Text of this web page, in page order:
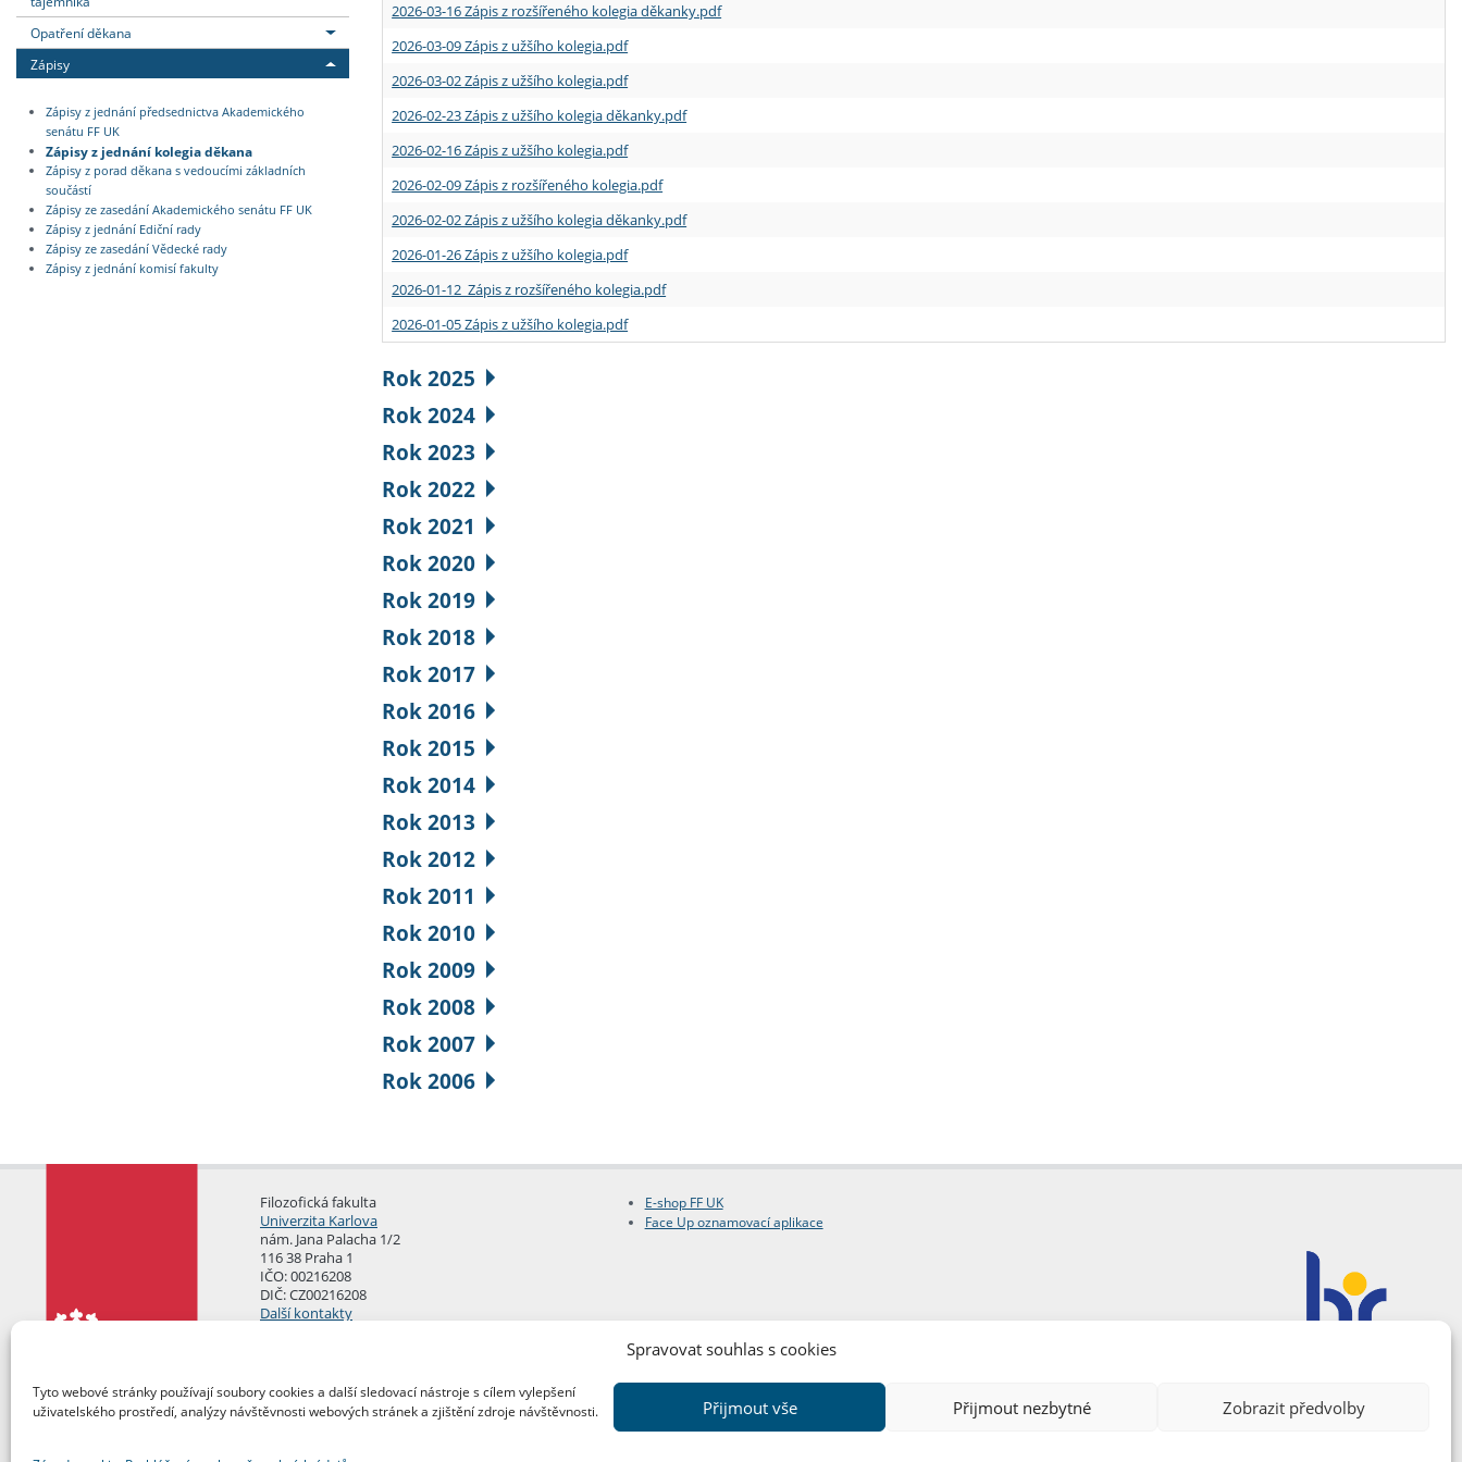
Spravovat souhlas s cookies
Tyto webové stránky používají soubory cookies a další sledovací nástroje s cílem vylepšení
uživatelského prostředí, analýzy návštěvnosti webových stránek a zjištění zdroje návštěvnosti.
Přijmout vše Přijmout nezbytné Zobrazit předvolby
Opatření děkana
Zápisy
Zápisy z jednání předsednictva Akademického
senátu FF UK
Zápisy z jednání kolegia děkana
Zápisy z porad děkana s vedoucími základních
součástí
Zápisy ze zasedání Akademického senátu FF UK
Zápisy z jednání Ediční rady
Zápisy ze zasedání Vědecké rady
Zápisy z jednání komisí fakulty
2026-03-16 Zápis z rozšířeného kolegia děkanky.pdf
2026-03-09 Zápis z užšího kolegia.pdf
2026-03-02 Zápis z užšího kolegia.pdf
2026-02-23 Zápis z užšího kolegia děkanky.pdf
2026-02-16 Zápis z užšího kolegia.pdf
2026-02-09 Zápis z rozšířeného kolegia.pdf
2026-02-02 Zápis z užšího kolegia děkanky.pdf
2026-01-26 Zápis z užšího kolegia.pdf
2026-01-12 Zápis z rozšířeného kolegia.pdf
2026-01-05 Zápis z užšího kolegia.pdf
Rok 2025
Rok 2024
Rok 2023
Rok 2022
Rok 2021
Rok 2020
Rok 2019
Rok 2018
Rok 2017
Rok 2016
Rok 2015
Rok 2014
Rok 2013
Rok 2012
Rok 2011
Rok 2010
Rok 2009
Rok 2008
Rok 2007
Rok 2006
Filozofická fakulta
Univerzita Karlova
nám. Jana Palacha 1/2
116 38 Praha 1
IČO: 00216208
DIČ: CZ00216208
Další kontakty
E-shop FF UK
Face Up oznamovací aplikace